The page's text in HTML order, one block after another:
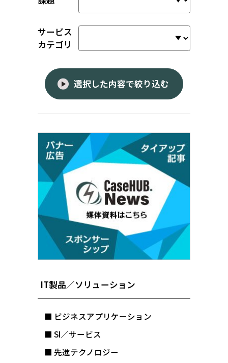
サービス
カテゴリ
選択した内容で絞り込む
IT製品／ソリューション
■ ビジネスアプリケーション
■ SI／サービス
■ 先進テクノロジー